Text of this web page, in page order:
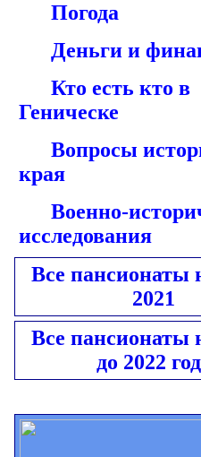
Погода
Деньги и
Кто есть кто в
Геническе
Вопросы
края
Военно-
исследования
Все пансионаты
2021
Все пансионаты
до 2022